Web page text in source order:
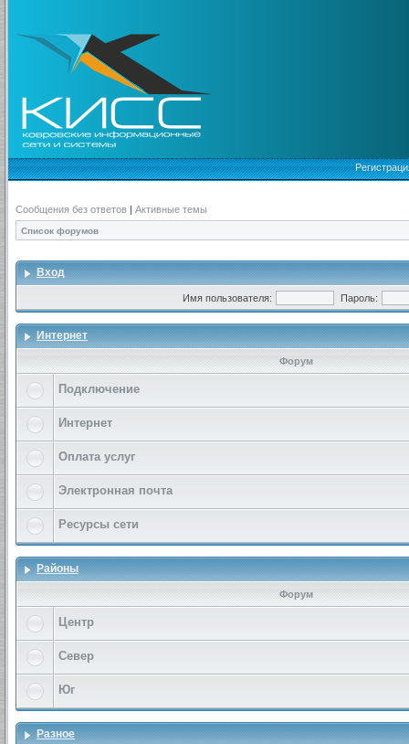
Сообщения без ответов | Активные темы
Список форумов
Вход
Имя пользователя: Пароль:
Интернет
Форум
Подключение
Интернет
Оплата услуг
Электронная почта
Ресурсы сети
Районы
Форум
Центр
Север
Юг
Разное